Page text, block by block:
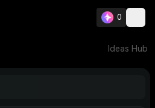
0
Ideas Hub